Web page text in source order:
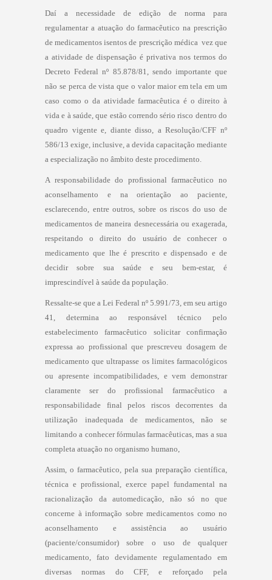
Daí a necessidade de edição de norma para
regulamentar a atuação do farmacêutico na prescrição
de medicamentos isentos de prescrição médica  vez que
a atividade de dispensação é privativa nos termos do
Decreto Federal nº 85.878/81, sendo importante que
não se perca de vista que o valor maior em tela em um
caso como o da atividade farmacêutica é o direito à
vida e à saúde, que estão correndo sério risco dentro do
quadro vigente e, diante disso, a Resolução/CFF nº
586/13 exige, inclusive, a devida capacitação mediante
a especialização no âmbito deste procedimento.
A responsabilidade do profissional farmacêutico no
aconselhamento e na orientação ao paciente,
esclarecendo, entre outros, sobre os riscos do uso de
medicamentos de maneira desnecessária ou exagerada,
respeitando o direito do usuário de conhecer o
medicamento que lhe é prescrito e dispensado e de
decidir sobre sua saúde e seu bem-estar, é
imprescindível à saúde da população.
Ressalte-se que a Lei Federal nº 5.991/73, em seu artigo
41, determina ao responsável técnico pelo
estabelecimento farmacêutico solicitar confirmação
expressa ao profissional que prescreveu dosagem de
medicamento que ultrapasse os limites farmacológicos
ou apresente incompatibilidades, e vem demonstrar
claramente ser do profissional farmacêutico a
responsabilidade final pelos riscos decorrentes da
utilização inadequada de medicamentos, não se
limitando a conhecer fórmulas farmacêuticas, mas a sua
completa atuação no organismo humano,
Assim, o farmacêutico, pela sua preparação científica,
técnica e profissional, exerce papel fundamental na
racionalização da automedicação, não só no que
concerne à informação sobre medicamentos como no
aconselhamento e assistência ao usuário
(paciente/consumidor) sobre o uso de qualquer
medicamento, fato devidamente regulamentado em
diversas normas do CFF, e reforçado pela